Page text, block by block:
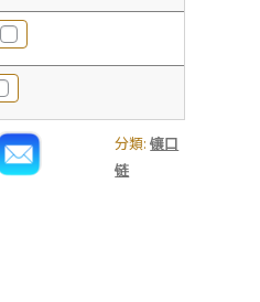
分類:镶口
链